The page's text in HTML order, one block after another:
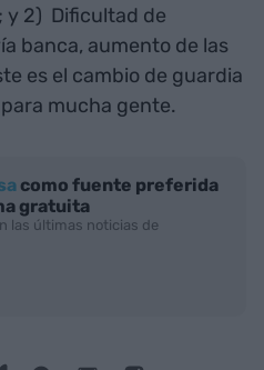
y 2) Dificultad de
banca, aumento de las
es el cambio de guardia
mucha gente.
como fuente preferida
gratuita
las últimas noticias de